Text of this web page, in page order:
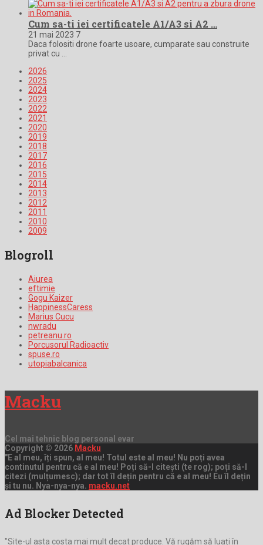
Cum sa-ti iei certificatele A1/A3 si A2 …
21 mai 2023 7
Daca folositi drone foarte usoare, cumparate sau construite
privat cu …
2026
2025
2024
2023
2022
2021
2020
2019
2018
2017
2016
2015
2014
2013
2012
2011
2010
2009
Blogroll
Aiurea
eftimie
Gogu Kaizer
HappinessCaress
Marius Cucu
nwradu
petreanu.ro
Porcusorul Radioactiv
spuse.ro
utopiabalcanica
Macku
Cel mai tehnic blog personal evar
Copyright © 2026 Macku
"E al meu, îți spun, al meu! Totul este al meu! Nu poți avea
continutul pentru că e al meu! Poți să-l citești (te rog); poți să-l
citezi (mulțumesc); dar tot îl dețin pentru că e al meu! Eu îl dețin
și tu nu. Nya-nya-nya. macku.net
Ad Blocker Detected
"Site-ul asta costa mai mult decat produce. Vă rugăm să luați în